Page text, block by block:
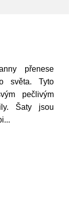
přenese
světa. Tyto
pečlivým
Šaty jsou
...